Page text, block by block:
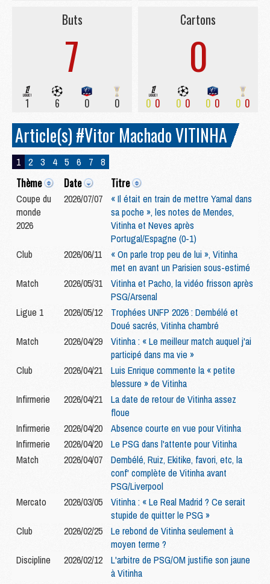
Buts
7
1 6 0 0
Cartons
0
0 0 0 0 0 0 0 0
Article(s) #Vitor Machado VITINHA
1 2 3 4 5 6 7 8
Thème Date Titre
Coupe du
monde
2026
2026/07/07
« Il était en train de mettre Yamal dans
sa poche », les notes de Mendes,
Vitinha et Neves après
Portugal/Espagne (0-1)
Club
2026/06/11
« On parle trop peu de lui », Vitinha
met en avant un Parisien sous-estimé
Match
2026/05/31
Vitinha et Pacho, la vidéo frisson après
PSG/Arsenal
Ligue 1
2026/05/12
Trophées UNFP 2026 : Dembélé et
Doué sacrés, Vitinha chambré
Match
2026/04/29
Vitinha : « Le meilleur match auquel j'ai
participé dans ma vie »
Club
2026/04/21
Luis Enrique commente la « petite
blessure » de Vitinha
Infirmerie
2026/04/21
La date de retour de Vitinha assez
floue
Infirmerie
2026/04/20
Absence courte en vue pour Vitinha
Infirmerie
2026/04/20
Le PSG dans l'attente pour Vitinha
Match
2026/04/07
Dembélé, Ruiz, Ekitike, favori, etc, la
conf' complète de Vitinha avant
PSG/Liverpool
Mercato
2026/03/05
Vitinha : « Le Real Madrid ? Ce serait
stupide de quitter le PSG »
Club
2026/02/25
Le rebond de Vitinha seulement à
moyen terme ?
Discipline
2026/02/12
L'arbitre de PSG/OM justifie son jaune
à Vitinha